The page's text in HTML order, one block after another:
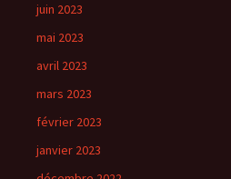
juin 2023
mai 2023
avril 2023
mars 2023
février 2023
janvier 2023